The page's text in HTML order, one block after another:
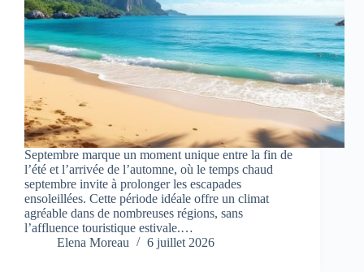
Septembre marque un moment unique entre la fin de
l’été et l’arrivée de l’automne, où le temps chaud
septembre invite à prolonger les escapades
ensoleillées. Cette période idéale offre un climat
agréable dans de nombreuses régions, sans
l’affluence touristique estivale.…
Elena Moreau
6 juillet 2026